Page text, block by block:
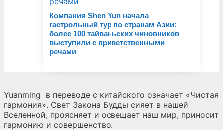
Компания Shen Yun начала
гастрольный тур по странам Азии:
более 100 тайваньских чиновников
выступили с приветственными
речами
Yuanming в переводе с китайского означает «Чистая
гармония». Свет Закона Будды сияет в нашей
Вселенной, проясняет и освещает наш мир, приносит
гармонию и совершенство.